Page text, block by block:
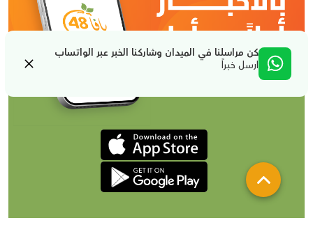
كن مراسلنا في الميدان وشاركنا الخبر عبر الواتساب
ارسل خبراً